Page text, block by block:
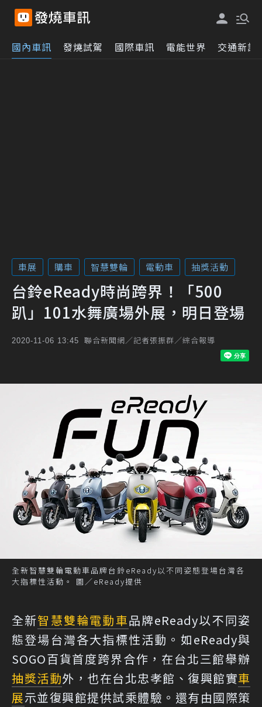
國內車訊 發燒試駕 國際車訊 電能世界 交通新訊
車展 購車 智慧雙輪 電動車 抽獎活動
台鈴eReady時尚跨界！「500
趴」101水舞廣場外展，明日登場
2020-11-06 13:45 聯合新聞網／記者張振群／綜合報導
全新智慧雙輪電動車品牌台鈴eReady以不同姿態登場台灣各
大指標性活動。 圖／eReady提供
全新智慧雙輪電動車品牌eReady以不同姿
態登場台灣各大指標性活動。如eReady與
SOGO百貨首度跨界合作，在台北三館舉辦
抽獎活動外，也在台北忠孝館、復興館實車
展示並復興館提供試乘體驗。還有由國際策